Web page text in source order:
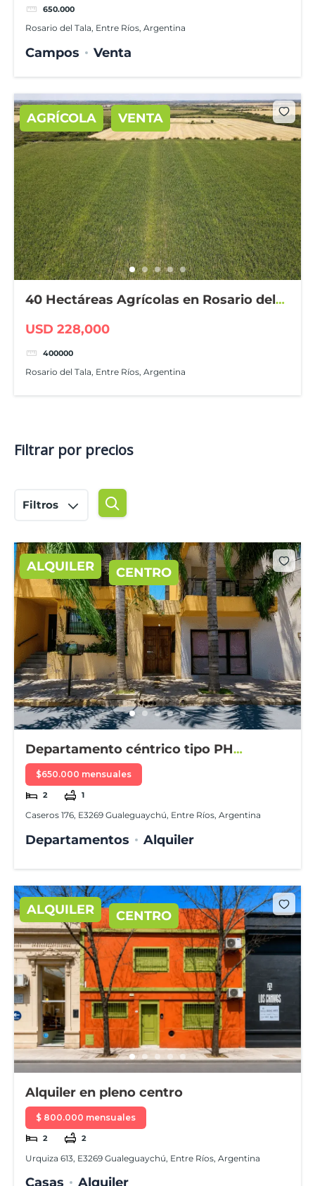
650.000
Rosario del Tala, Entre Ríos, Argentina
Campos Venta
AGRÍCOLA VENTA
40 Hectáreas Agrícolas en Rosario del
USD 228,000
400000
Rosario del Tala, Entre Ríos, Argentina
Filtrar por precios
Filtros
ALQUILER CENTRO
Departamento céntrico tipo PH
amueblado
$650.000 mensuales
2 1
Caseros 176, E3269 Gualeguaychú, Entre Ríos, Argentina
Departamentos Alquiler
ALQUILER CENTRO
Alquiler en pleno centro
$ 800.000 mensuales
2 2
Urquiza 613, E3269 Gualeguaychú, Entre Ríos, Argentina
Casas Alquiler